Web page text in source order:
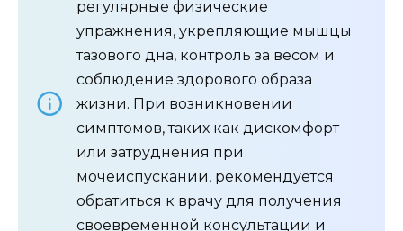
регулярные физические
упражнения, укрепляющие мышцы
тазового дна, контроль за весом и
соблюдение здорового образа
жизни. При возникновении
симптомов, таких как дискомфорт
или затруднения при
мочеиспускании, рекомендуется
обратиться к врачу для получения
своевременной консультации и